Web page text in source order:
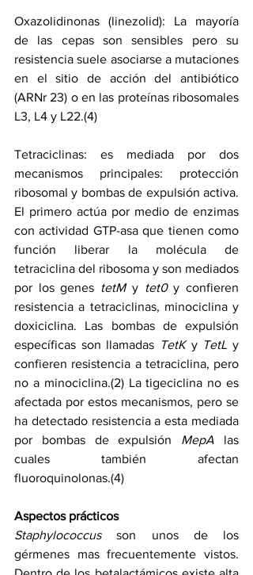
Oxazolidinonas (linezolid): La mayoría
de las cepas son sensibles pero su
resistencia suele asociarse a mutaciones
en el sitio de acción del antibiótico
(ARNr 23) o en las proteínas ribosomales
L3, L4 y L22.(4)
Tetraciclinas: es mediada por dos
mecanismos principales: protección
ribosomal y bombas de expulsión activa.
El primero actúa por medio de enzimas
con actividad GTP-asa que tienen como
función liberar la molécula de
tetraciclina del ribosoma y son mediados
por los genes tetM y tet0 y confieren
resistencia a tetraciclinas, minociclina y
doxiciclina. Las bombas de expulsión
específicas son llamadas TetK y TetL y
confieren resistencia a tetraciclina, pero
no a minociclina.(2) La tigeciclina no es
afectada por estos mecanismos, pero se
ha detectado resistencia a esta mediada
por bombas de expulsión MepA las
cuales también afectan
fluoroquinolonas.(4)
Aspectos prácticos
Staphylococcus son unos de los
gérmenes mas frecuentemente vistos.